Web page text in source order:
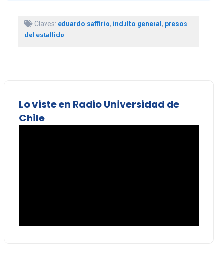
Claves: eduardo saffirio, indulto general , presos
del estallido
Lo viste en Radio Universidad de
Chile